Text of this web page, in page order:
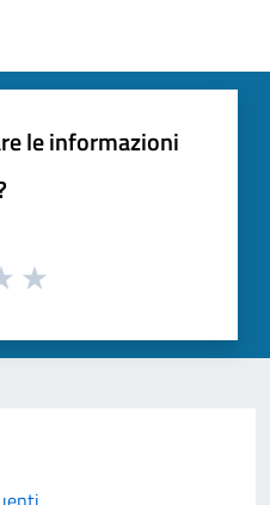
le informazioni